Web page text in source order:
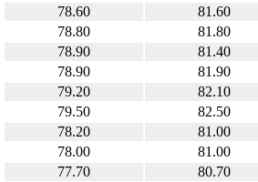
78.60
81.60
78.80
81.80
78.90
81.40
78.90
81.90
79.20
82.10
79.50
82.50
78.20
81.00
78.00
81.00
77.70 80.70